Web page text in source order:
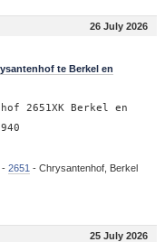
26 July 2026
te Berkel en
2651XK Berkel en
- 2651 - Chrysantenhof, Berkel
25 July 2026